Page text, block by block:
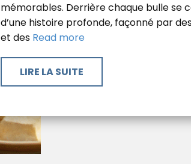
mémorables. Derrière chaque bulle se
d’une histoire profonde, façonné par
et des Read more
​LIRE LA SUITE